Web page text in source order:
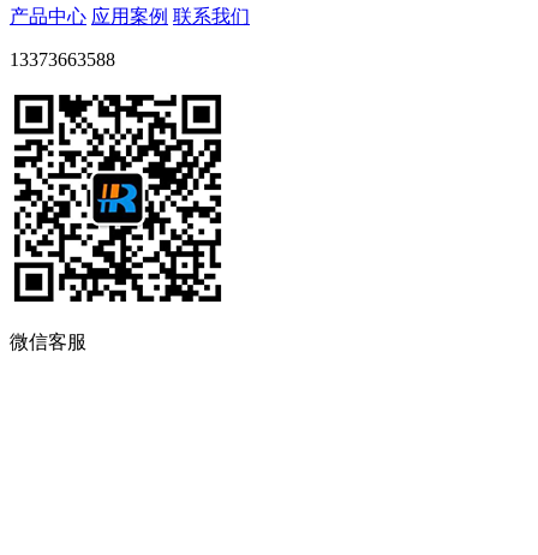
产品中心 应用案例 联系我们
13373663588
微信客服